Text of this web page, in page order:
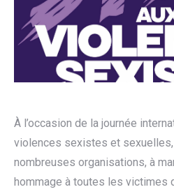
À l’occasion de la journée
violences sexistes et sexuelles,
nombreuses organisations, à
hommage à toutes les victimes